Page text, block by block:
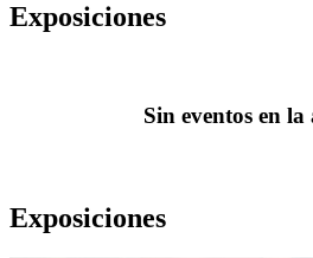
Exposiciones
Sin eventos en la
Exposiciones